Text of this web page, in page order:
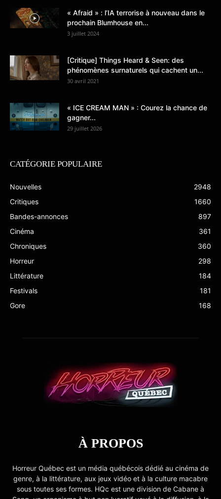
« Afraid » : l’IA terrorise à nouveau dans le
prochain Blumhouse en...
3 juillet 2024
[Critique] Things Heard & Seen: des
phénomènes surnaturels qui cachent un...
30 avril 2021
« ICE CREAM MAN » : Courez la chance de
gagner...
29 juillet 2026
CATÉGORIE POPULAIRE
Nouvelles
2948
Critiques
1660
Bandes-annonces
897
Cinéma
361
Chroniques
360
Horreur
298
Littérature
184
Festivals
181
Gore
168
À PROPOS
Horreur Québec est un média québécois dédié au cinéma de
genre, à la littérature, aux jeux vidéo et à la culture macabre
sous toutes ses formes. HQc est une division de Cabane à